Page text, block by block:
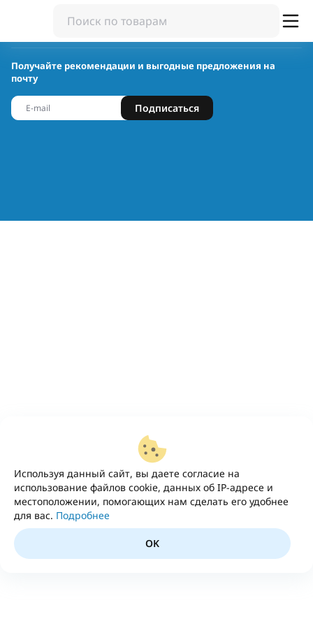
Используя данный сайт, вы даете согласие на
использование файлов cookie, данных об IP-адресе и
местоположении, помогающих нам сделать его удобнее
для вас. Подробнее
OK
Получайте рекомендации и выгодные предложения на
почту
Подписаться